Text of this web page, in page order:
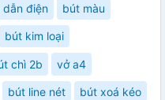
dẫn điện bút màu
bút kim loại
chì 2b vở a4
bút line nét bút xoá kéo